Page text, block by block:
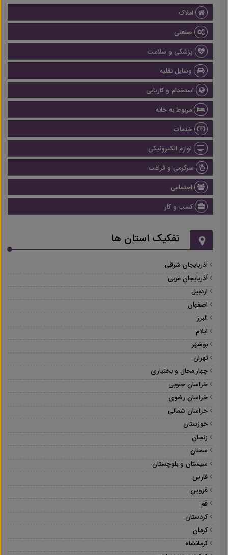
املاک
صنعتی
پزشکی و سلامت
وسایل نقلیه
استخدام و کاریابی
مربوط به خانه
خدمات
لوازم الکترونیکی
سرگرمی و فراغت
اجتماعی
کسب و کار
تفکیک استان ها
آذربایجان شرقی
آذربایجان غربی
اردبیل
اصفهان
البرز
ایلام
بوشهر
تهران
چهار محال و بختیاری
خراسان جنوبی
خراسان رضوی
خراسان شمالی
خوزستان
زنجان
سمنان
سیستان و بلوچستان
فارس
قزوین
قم
کردستان
کرمان
کرمانشاه